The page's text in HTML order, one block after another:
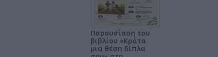
Παρουσίαση του
βιβλίου «Κράτα
μια θέση δίπλα